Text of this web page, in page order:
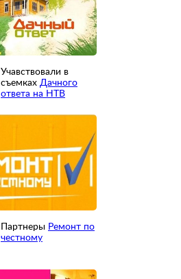
Учавствовали в
съемках Дачного
ответа на НТВ
Партнеры Ремонт по
честному